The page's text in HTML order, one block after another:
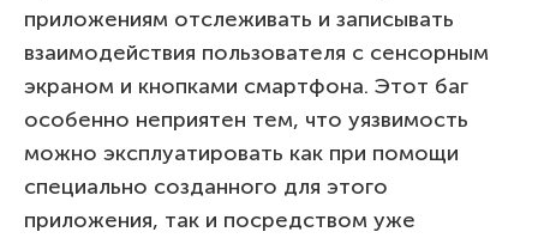
приложениям отслеживать и записывать
взаимодействия пользователя с сенсорным
экраном и кнопками смартфона. Этот баг
особенно неприятен тем, что уязвимость
можно эксплуатировать как при помощи
специально созданного для этого
приложения, так и посредством уже